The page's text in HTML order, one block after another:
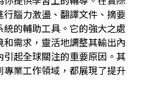
腦力激盪、翻譯文件、摘要
的輔助工具。它的強大之處
需求，靈活地調整其輸出內
起全球關注的重要原因。其
業工作領域，都展現了提升